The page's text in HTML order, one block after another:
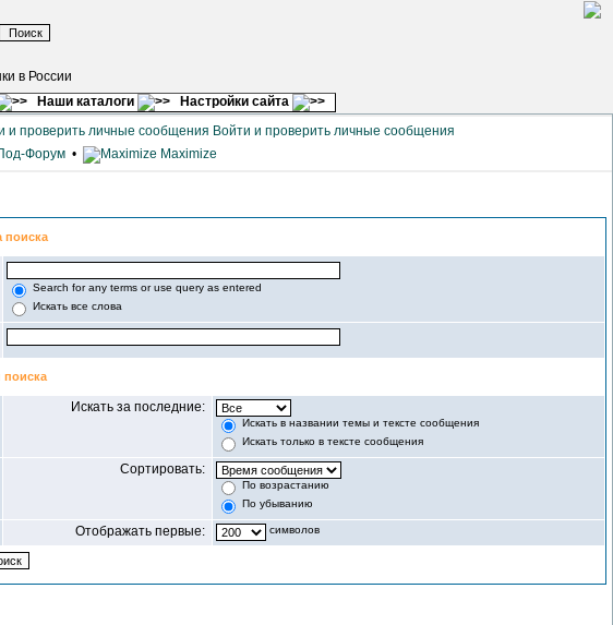
в России
Наши каталоги Настройки сайта
Войти и проверить личные сообщения
Форум • Maximize
поиска
Search for any terms or use query as entered
Искать все слова
Искать за последние:
Искать в названии темы и тексте сообщения
Искать только в тексте сообщения
Сортировать:
По возрастанию
По убыванию
Отображать первые: символов